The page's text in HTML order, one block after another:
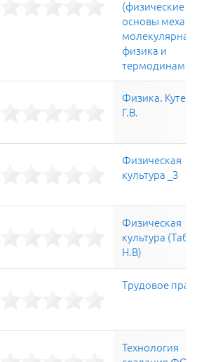
(физические
основы
молекулярная
физика и
Физика.
Г.В.
Физическая
культура _З
Физическая
культура
Н.В)
Трудовое право
Технология